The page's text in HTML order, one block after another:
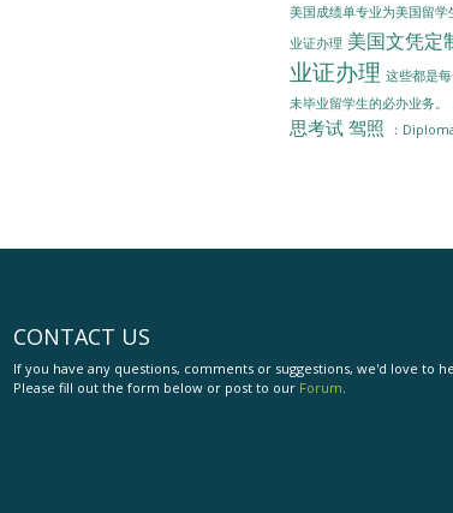
美国成绩单专业为美国留
业证办理 美国文凭定
业证办理 这些都是
未毕业留学生的必办业务。
思考试 驾照 ：
CONTACT US
If you have any questions, comments or suggestions, we'd love to
Please fill out the form below or post to our Forum.